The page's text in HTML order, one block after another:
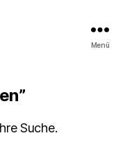
Menü
Suche.